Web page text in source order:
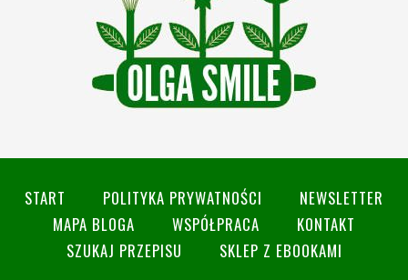
START POLITYKA PRYWATNOŚCI
NEWSLETTER
MAPA BLOGA
WSPÓŁPRACA
KONTAKT
SZUKAJ PRZEPISU
SKLEP Z EBOOKAMI